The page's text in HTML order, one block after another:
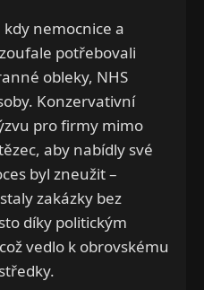
nemocnice a
potřebovali
obleky, NHS
Konzervativní
pro firmy mimo
aby nabídly své
byl zneužit –
zakázky bez
díky politickým
vedlo k obrovskému